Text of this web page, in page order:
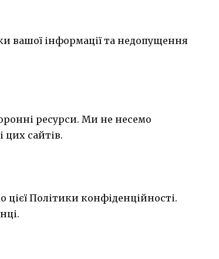
вашої інформації та недопущення
ресурси. Ми не несемо
цих сайтів.
Політики конфіденційності.